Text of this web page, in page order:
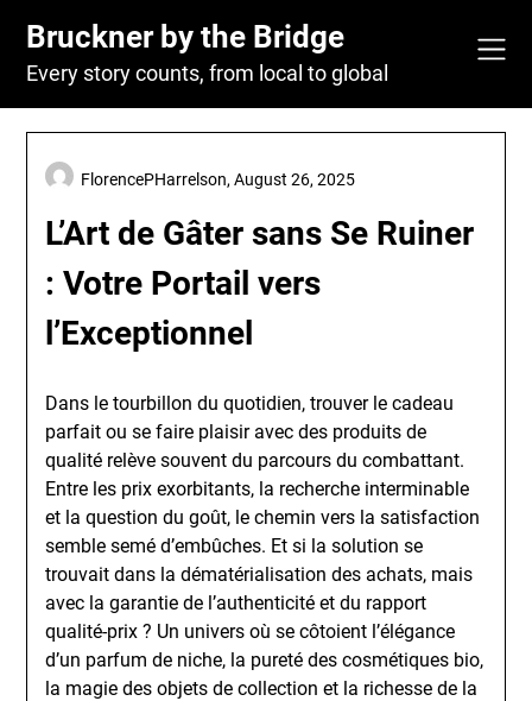
content
Bruckner by the Bridge
Every story counts, from local to global
L’Art de Gâter sans Se Ruiner
: Votre Portail vers
l’Exceptionnel
FlorencePHarrelson,August 26, 2025
Dans le tourbillon du quotidien, trouver le cadeau
parfait ou se faire plaisir avec des produits de
qualité relève souvent du parcours du combattant.
Entre les prix exorbitants, la recherche interminable
et la question du goût, le chemin vers la satisfaction
semble semé d’embûches. Et si la solution se
trouvait dans la dématérialisation des achats, mais
avec la garantie de l’authenticité et du rapport
qualité-prix ? Un univers où se côtoient l’élégance
d’un parfum de niche, la pureté des cosmétiques bio,
la magie des objets de collection et la richesse de la